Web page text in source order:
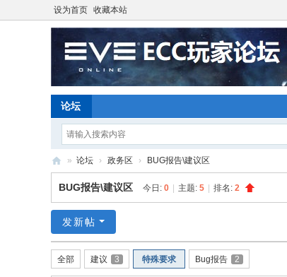
设为首页 收藏本站
论坛
ve
nli
ne
» 论坛 › 政务区 › BUG报告\建议区
BUG报告\建议区 今日: 0 主题: 5 排名: 2
发新帖
全部 建议 3 特殊要求 Bug报告 2